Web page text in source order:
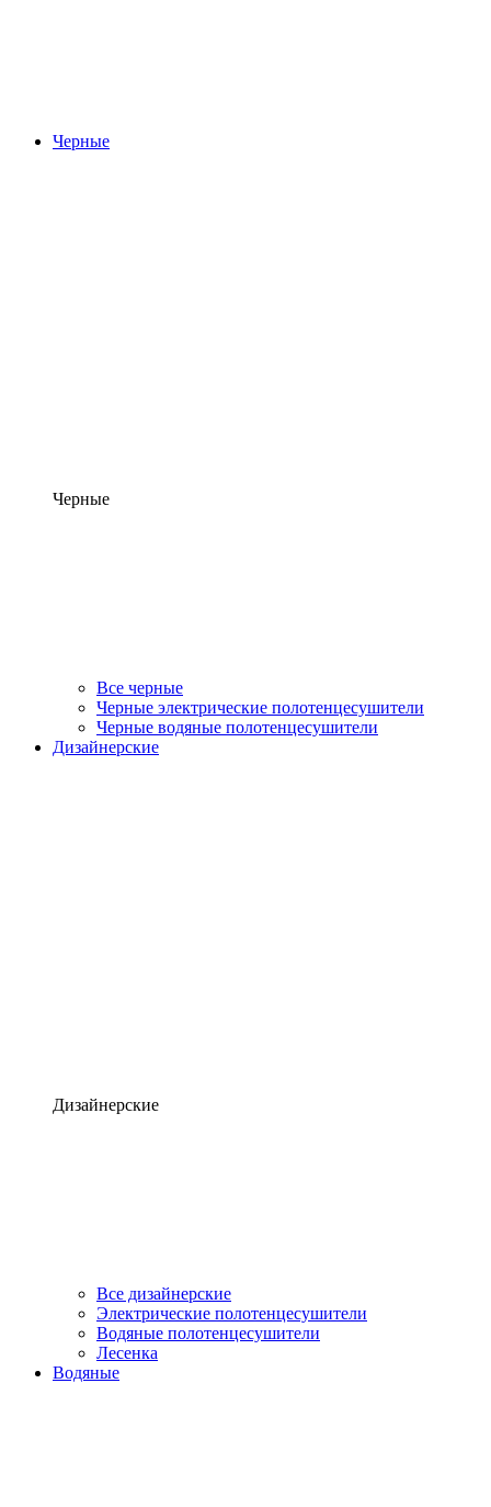
Черные
Черные
Все черные
Черные электрические полотенцесушители
Черные водяные полотенцесушители
Дизайнерские
Дизайнерские
Все дизайнерские
Электрические полотенцесушители
Водяные полотенцесушители
Лесенка
Водяные